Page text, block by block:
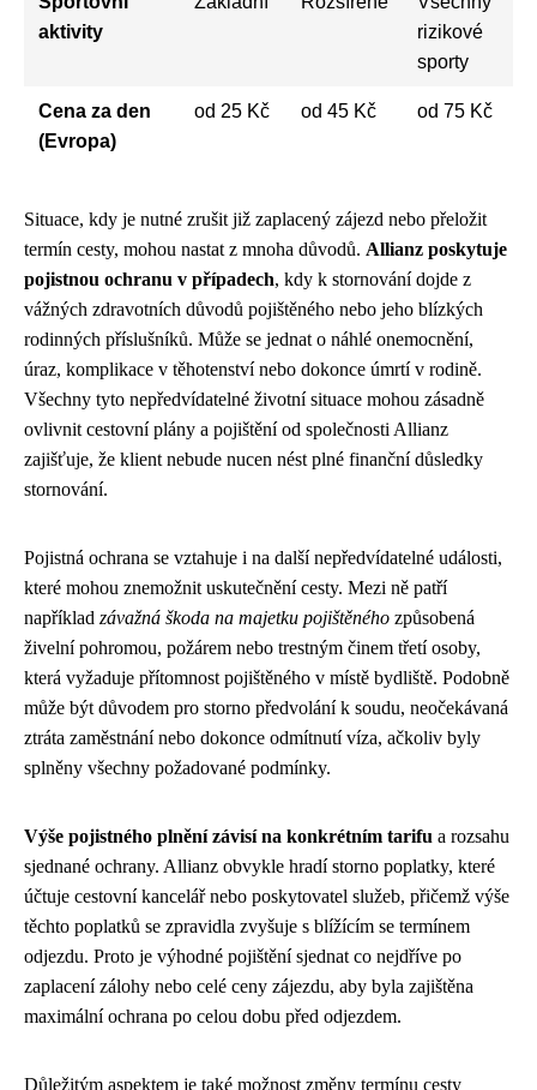
aktivity
rizikové
sporty
Cena za den
(Evropa)
od 25 Kč od 45 Kč od 75 Kč
Situace, kdy je nutné zrušit již zaplacený zájezd nebo přeložit
termín cesty, mohou nastat z mnoha důvodů. Allianz poskytuje
pojistnou ochranu v případech, kdy k stornování dojde z
vážných zdravotních důvodů pojištěného nebo jeho blízkých
rodinných příslušníků. Může se jednat o náhlé onemocnění,
úraz, komplikace v těhotenství nebo dokonce úmrtí v rodině.
Všechny tyto nepředvídatelné životní situace mohou zásadně
ovlivnit cestovní plány a pojištění od společnosti Allianz
zajišťuje, že klient nebude nucen nést plné finanční důsledky
stornování.
Pojistná ochrana se vztahuje i na další nepředvídatelné události,
které mohou znemožnit uskutečnění cesty. Mezi ně patří
například závažná škoda na majetku pojištěného způsobená
živelní pohromou, požárem nebo trestným činem třetí osoby,
která vyžaduje přítomnost pojištěného v místě bydliště. Podobně
může být důvodem pro storno předvolání k soudu, neočekávaná
ztráta zaměstnání nebo dokonce odmítnutí víza, ačkoliv byly
splněny všechny požadované podmínky.
Výše pojistného plnění závisí na konkrétním tarifu a rozsahu
sjednané ochrany. Allianz obvykle hradí storno poplatky, které
účtuje cestovní kancelář nebo poskytovatel služeb, přičemž výše
těchto poplatků se zpravidla zvyšuje s blížícím se termínem
odjezdu. Proto je výhodné pojištění sjednat co nejdříve po
zaplacení zálohy nebo celé ceny zájezdu, aby byla zajištěna
maximální ochrana po celou dobu před odjezdem.
Důležitým aspektem je také možnost změny termínu cesty